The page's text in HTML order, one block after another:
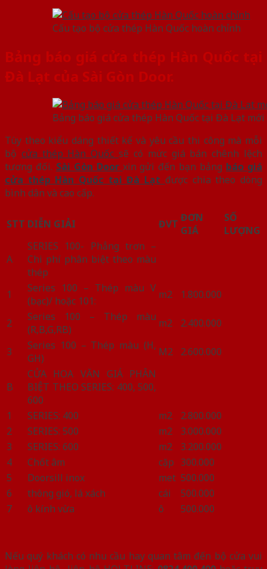
Cấu tạo bộ cửa thép Hàn Quốc hoàn chỉnh
Bảng báo giá cửa thép Hàn Quốc tại
Đà Lạt của Sài Gòn Door.
Bảng báo giá cửa thép Hàn Quốc tại Đà Lạt
Tùy theo kiểu dáng thiết kế và yêu cầu thi công mà mỗi
bộ cửa thép Hàn Quốcsẽ có mức giá bán chênh lệch
tương đối. Sài Gòn Door xin gửi đến bạn bảng báo giá
cửa thép Hàn Quốc tại Đà Lạt được chia theo dòng
bình dân và cao cấp.
STT DIỄN GIẢI ĐVT ĐƠN
GIÁ
SỐ
LƯỢNG
A
SERIES 100- Phẳng trơn –
Chi phí phân biệt theo màu
thép
1
Series 100 – Thép màu V
(bạc)/ hoặc 101:
m2 1.800.000
2
Series 100 – Thép màu
(R,B,G,RB)
m2 2.400.000
3
Series 100 – Thép màu (H,
GH)
M2 2.600.000
B
CỬA HOA VĂN GIÁ PHÂN
BIỆT THEO SERIES: 400, 500,
600
1
SERIES: 400 m2
2.800.000
2
SERIES: 500 m2
3.000.000
3
SERIES: 600 m2
3.200.000
4
Chốt âm cặp 300.000
5
Doorsill inox met 500.000
6
thông gió, lá xách cái
500.000
7
ô kính vừa ô 500.000
Nếu quý khách có nhu cầu hay quan tâm đến bộ cửa vui